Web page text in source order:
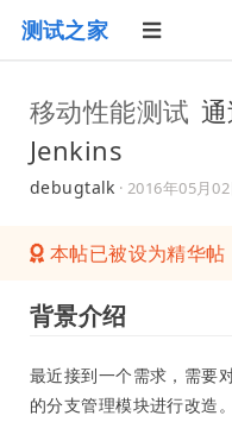
测试之家
移动性能测试
Jenkins
debugtalk ·2016年05月02
本帖已被设为精华帖
背景介绍
最近接到一个需求，需要
的分支管理模块进行改造。